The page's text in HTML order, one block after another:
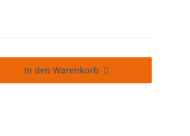
In den Warenkorb